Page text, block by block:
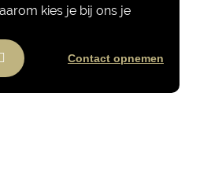
kies je bij ons je
Contact opnemen